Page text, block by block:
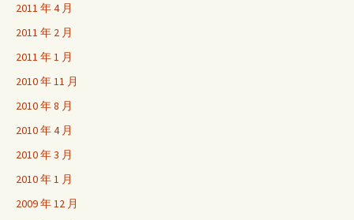
2011 年 4 月
2011 年 2 月
2011 年 1 月
2010 年 11 月
2010 年 8 月
2010 年 4 月
2010 年 3 月
2010 年 1 月
2009 年 12 月